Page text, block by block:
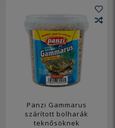
Panzi Gammarus
szárított bolharák
teknősöknek